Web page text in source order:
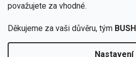
považujete za vhodné.
Děkujeme za vaši důvěru, tým
Nastavení
podmínkami ochrany osobních údajů